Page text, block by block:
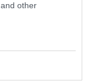
other